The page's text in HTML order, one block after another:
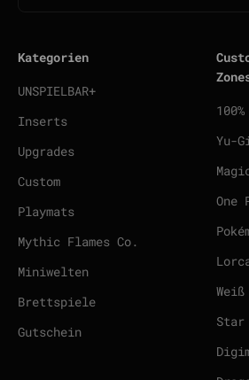
Kategorien
UNSPIELBAR+
Inserts
Upgrades
Custom
Playmats
Mythic Flames Co.
Miniwelten
Brettspiele
Gutschein
Yu-
One
Star